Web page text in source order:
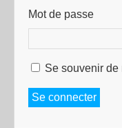
Mot de passe
Se souvenir de
Se connecter